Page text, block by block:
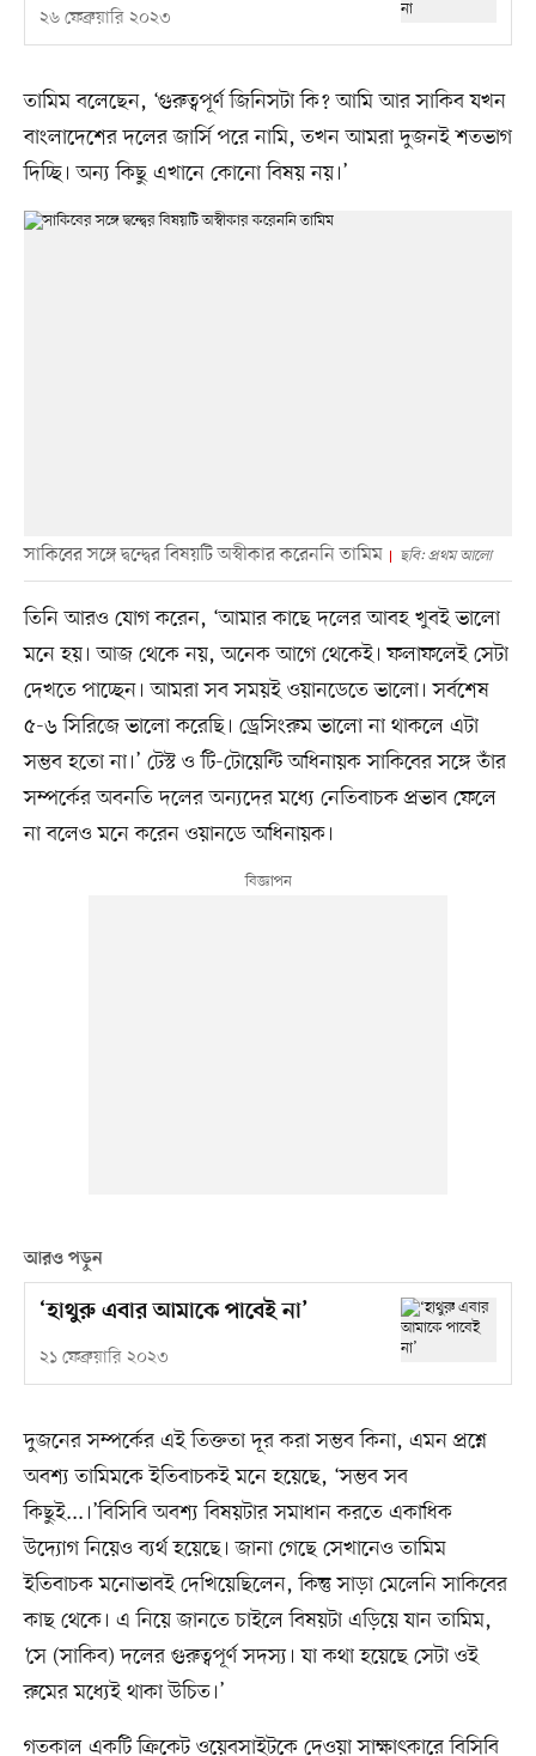
২৬ ফেব্রুয়ারি ২০২৩
তামিম বলেছেন, ‘গুরুত্বপূর্ণ জিনিসটা কি? আমি আর সাকিব যখন
বাংলাদেশের দলের জার্সি পরে নামি, তখন আমরা দুজনই শতভাগ
দিচ্ছি। অন্য কিছু এখানে কোনো বিষয় নয়।’
সাকিবের সঙ্গে দ্বন্দ্বের বিষয়টি অস্বীকার করেননি তামিম ছবি: প্রথম আলো
তিনি আরও যোগ করেন, ‘আমার কাছে দলের আবহ খুবই ভালো
মনে হয়। আজ থেকে নয়, অনেক আগে থেকেই। ফলাফলেই সেটা
দেখতে পাচ্ছেন। আমরা সব সময়ই ওয়ানডেতে ভালো। সর্বশেষ
৫-৬ সিরিজে ভালো করেছি। ড্রেসিংরুম ভালো না থাকলে এটা
সম্ভব হতো না।’ টেস্ট ও টি-টোয়েন্টি অধিনায়ক সাকিবের সঙ্গে তাঁর
সম্পর্কের অবনতি দলের অন্যদের মধ্যে নেতিবাচক প্রভাব ফেলে
না বলেও মনে করেন ওয়ানডে অধিনায়ক।
আরও পড়ুন
‘হাথুরু এবার আমাকে পাবেই না’
২১ ফেব্রুয়ারি ২০২৩
দুজনের সম্পর্কের এই তিক্ততা দূর করা সম্ভব কিনা, এমন প্রশ্নে
অবশ্য তামিমকে ইতিবাচকই মনে হয়েছে, ‘সম্ভব সব
কিছুই...।’বিসিবি অবশ্য বিষয়টার সমাধান করতে একাধিক
উদ্যোগ নিয়েও ব্যর্থ হয়েছে। জানা গেছে সেখানেও তামিম
ইতিবাচক মনোভাবই দেখিয়েছিলেন, কিন্তু সাড়া মেলেনি সাকিবের
কাছ থেকে। এ নিয়ে জানতে চাইলে বিষয়টা এড়িয়ে যান তামিম,
‘সে (সাকিব) দলের গুরুত্বপূর্ণ সদস্য। যা কথা হয়েছে সেটা ওই
রুমের মধ্যেই থাকা উচিত।’
গতকাল একটি ক্রিকেট ওয়েবসাইটকে দেওয়া সাক্ষাৎকারে বিসিবি